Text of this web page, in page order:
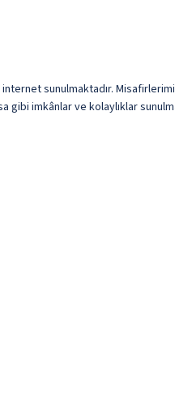
sunulmaktadır.
imkânlar ve kolaylıklar